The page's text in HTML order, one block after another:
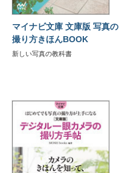
マイナビ文庫 文庫版 写真の
撮り方きほんBOOK
新しい写真の教科書